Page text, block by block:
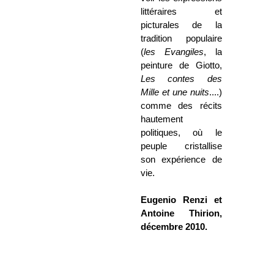
littéraires et
picturales de la
tradition populaire
(les Evangiles, la
peinture de Giotto,
Les contes des
Mille et une nuits....)
comme des récits
hautement
politiques, où le
peuple cristallise
son expérience de
vie.
Eugenio Renzi et
Antoine Thirion,
décembre 2010.